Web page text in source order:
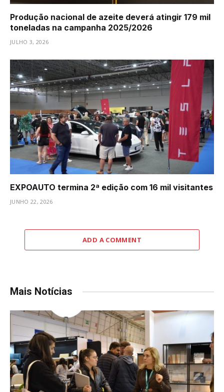
Produção nacional de azeite deverá atingir 179 mil
toneladas na campanha 2025/2026
JULHO 3, 2026
EXPOAUTO termina 2ª edição com 16 mil visitantes
JUNHO 22, 2026
ADD A COMMENT
Mais Notícias